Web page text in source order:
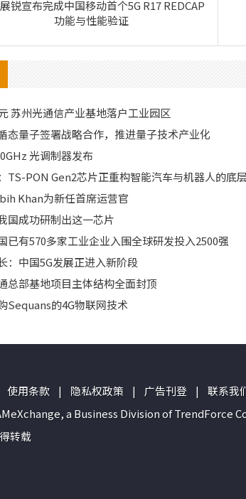
锐宣布完成中国移动首个5G R17 REDCAP
功能与性能验证
苏州光通信产业基地落户工业园区
态量子签署战略合作，推进量子技术产业化
光调制器发布
TS-PON Gen2芯片正重构智能汽车与机器人的底
Khan为新任首席运营官
国成功研制出这一芯片
已有570多家工业企业入围全球研发投入2500强
：中国5G发展正进入新阶段
总部基地项目主体结构全面封顶
Sequans的4G物联网技术
使用条款 | 隐私权政策 | 广告刊登 | 联系我
a Business Division of TrendForce
转载